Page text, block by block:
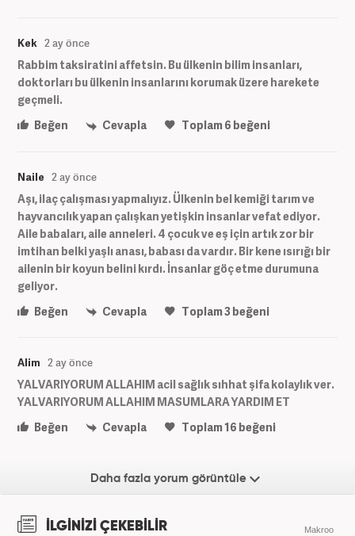
Kek 2 ay önce
Rabbim taksiratini affetsin. Bu ülkenin bilim insanları,
doktorları bu ülkenin insanlarını korumak üzere harekete
geçmeli.
Beğen
Cevapla Toplam6 beğeni
Naile 2 ay önce
Aşı, ilaç çalışması yapmalıyız. Ülkenin bel kemiği tarım ve
hayvancılık yapan çalışkan yetişkin insanlar vefat ediyor.
Aile babaları, aile anneleri. 4 çocuk ve eş için artık zor bir
imtihan belki yaşlı anası, babası da vardır. Bir kene ısırığı bir
ailenin bir koyun belini kırdı. İnsanlar göç etme durumuna
geliyor.
Beğen
Cevapla Toplam3beğeni
Alim 2 ay önce
YALVARIYORUM ALLAHIM acil sağlık sıhhat şifa kolaylık ver.
YALVARIYORUM ALLAHIM MASUMLARA YARDIM ET
Beğen
Cevapla Toplam16 beğeni
Daha fazla yorum görüntüle
İLGİNİZİ ÇEKEBİLİR Makroo